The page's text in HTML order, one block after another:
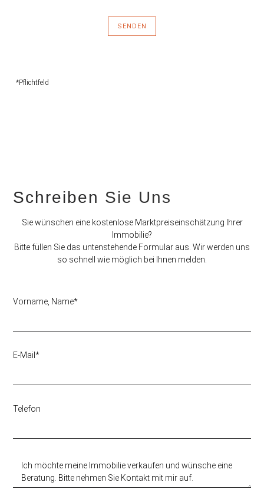
SENDEN
*Pflichtfeld
Schreiben Sie Uns
Sie wünschen eine kostenlose Marktpreiseinschätzung Ihrer
Immobilie?
Bitte füllen Sie das untenstehende Formular aus. Wir werden uns
so schnell wie möglich bei Ihnen melden.
Vorname, Name*
E-Mail*
Telefon